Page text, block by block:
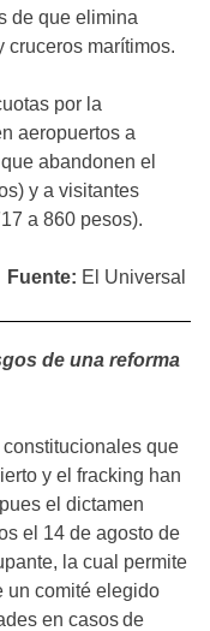
de que elimina
cruceros marítimos.
por la
aeropuertos a
abandonen el
y a visitantes
a 860 pesos).
Fuente: El Universal
de una reforma
constitucionales que
y el fracking han
el dictamen
el 14 de agosto de
la cual permite
un comité elegido
en casos de